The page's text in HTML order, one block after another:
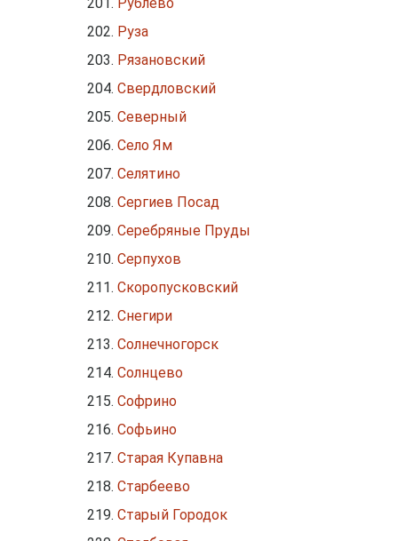
Руза
Рязановский
Свердловский
Северный
Село Ям
Селятино
Сергиев Посад
Серебряные Пруды
Серпухов
Скоропусковский
Снегири
Солнечногорск
Солнцево
Софрино
Софьино
Старая Купавна
Старбеево
Старый Городок